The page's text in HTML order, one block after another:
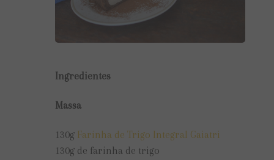
Ingredientes
Massa
130g Farinha de Trigo Integral Gaiatri
130g de farinha de trigo